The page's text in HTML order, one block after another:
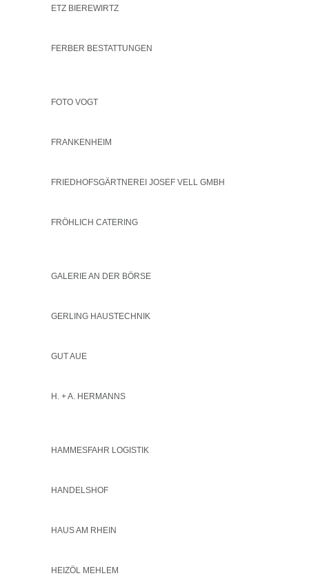
ETZ BIEREWIRTZ
FERBER BESTATTUNGEN
FOTO VOGT
FRANKENHEIM
FRIEDHOFSGÄRTNEREI JOSEF VELL GMBH
FRÖHLICH CATERING
GALERIE AN DER BÖRSE
GERLING HAUSTECHNIK
GUT AUE
H. + A. HERMANNS
HAMMESFAHR LOGISTIK
HANDELSHOF
HAUS AM RHEIN
HEIZÖL MEHLEM